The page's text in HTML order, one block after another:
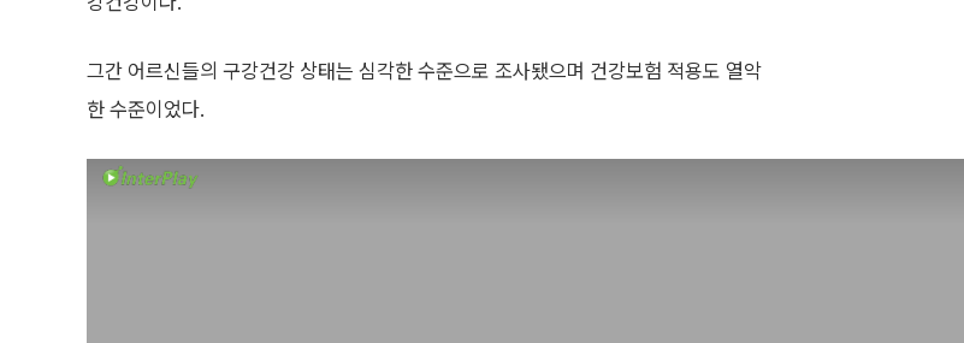
그간 어르신들의 구강건강 상태는 심각한 수준으로 조사됐으며 건강보험 적용도 열악
한 수준이었다.